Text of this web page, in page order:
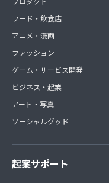
フード・飲食店
アニメ・漫画
ファッション
ゲーム・サービス開発
ビジネス・起業
アート・写真
ソーシャルグッド
起案サポート